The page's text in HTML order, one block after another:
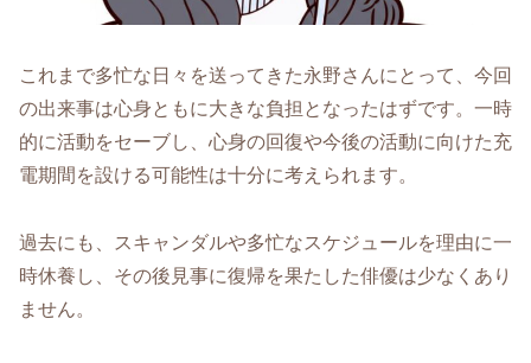
これまで多忙な日々を送ってきた永野さんにとって、今回
の出来事は心身ともに大きな負担となったはずです。一時
的に活動をセーブし、心身の回復や今後の活動に向けた充
電期間を設ける可能性は十分に考えられます。
過去にも、スキャンダルや多忙なスケジュールを理由に一
時休養し、その後見事に復帰を果たした俳優は少なくあり
ません。